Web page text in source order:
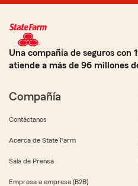
Una compañía de seguros con
atiende a más de 96 millones
Compañía
Contáctanos
Acerca de State Farm
Sala de Prensa
Empresa a empresa (B2B)